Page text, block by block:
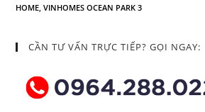
HOME VINHOMES OCEAN PARK 3
CẦN TƯ VẤN TRỰC TIẾP? GỌI NGAY: